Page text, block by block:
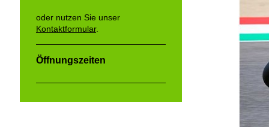
oder nutzen Sie unser
Kontaktformular.
Öffnungszeiten